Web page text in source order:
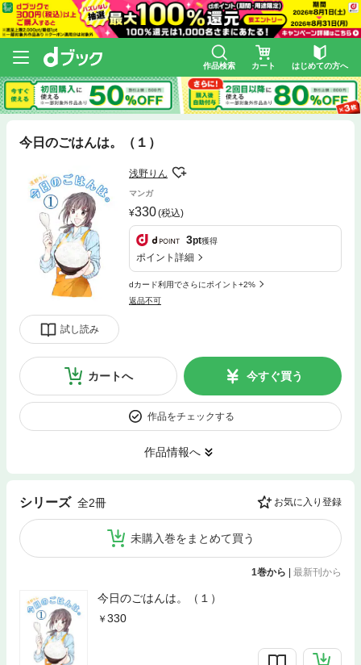
作品検索 カート はじめての方へ
今日のごはんは。（１）
試し読み
浅野りん
マンガ
330(税込)
3pt獲得
ポイント詳細
dカード利用でさらにポイント+2%
返品不可
カートへ 今すぐ買う
作品をチェックする
作品情報へ
シリーズ 全2冊 お気に入り登録
未購入巻をまとめて買う
1巻から | 最新刊から
今日のごはんは。（１）
330